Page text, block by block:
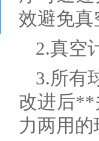
效避免
2.真空
3.所有
改进后**
力两用